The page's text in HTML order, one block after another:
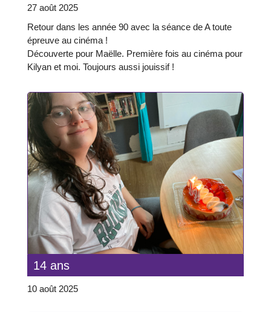
27 août 2025
Retour dans les année 90 avec la séance de A toute
épreuve au cinéma !
Découverte pour Maëlle. Première fois au cinéma pour
Kilyan et moi. Toujours aussi jouissif !
14 ans
10 août 2025